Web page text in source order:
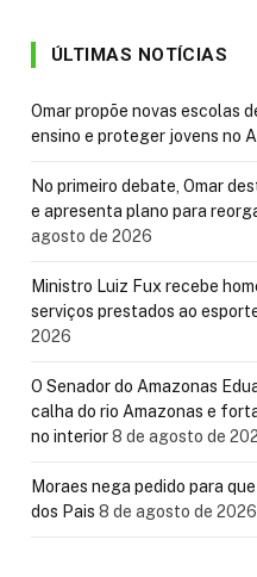
ÚLTIMAS NOTÍCIAS
Omar propõe novas escolas
ensino e proteger jovens no
No primeiro debate, Omar
e apresenta plano para
agosto de 2026
Ministro Luiz Fux recebe
serviços prestados ao
2026
O Senador do Amazonas
calha do rio Amazonas e
no interior8 de agosto de
Moraes nega pedido para
dos Pais 8 de agosto de 2026